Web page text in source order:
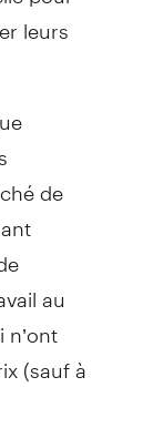
leurs
de
au
(sauf à